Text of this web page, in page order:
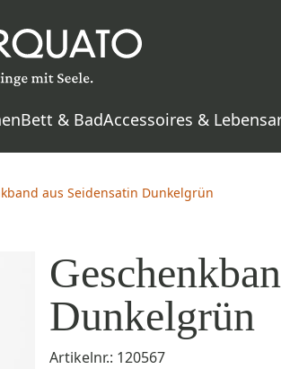
Bett & BadAccessoires &
aus Seidensatin Dunkelgrün
Dunkelgrün
Artikelnr.: 120567